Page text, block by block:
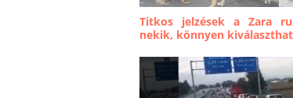
Titkos jelzések a Zara
nekik, könnyen